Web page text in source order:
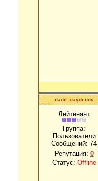
danil_naydenov
Лейтенант
Группа:
Пользователи
Сообщений: 74
Репутация: 0
Статус: Offline